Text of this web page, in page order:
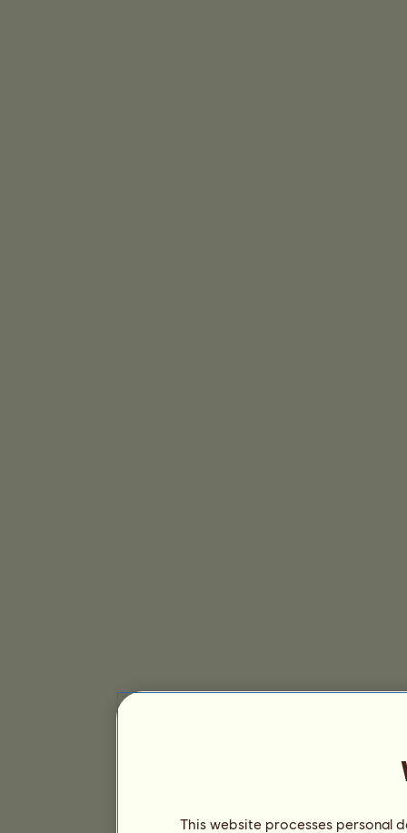
This website processes personal